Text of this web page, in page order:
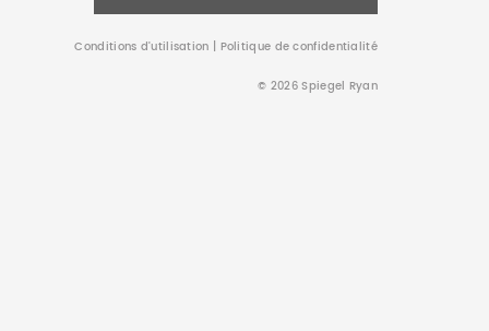
Conditions d’utilisation Politique de confidentialité
© 2026 Spiegel Ryan